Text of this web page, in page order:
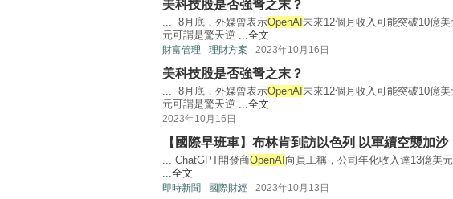
美科技股是否強弩之末？
... 8月底，外媒曾表示OpenAI 未來12個月收入可能突破10億
元可謂是驚天逆 ...全文
財富管理 理財方案 2023年10月16日
美科技股是否強弩之末？
... 8月底，外媒曾表示OpenAI 未來12個月收入可能突破10億
元可謂是驚天逆 ...全文
2023年10月16日
【國際早班車】布林肯到訪以色列 以軍續空襲加沙
... ChatGPT開發商OpenAI 向員工稱，公司年化收入達13億美
...全文
即時新聞 國際財經 2023年10月13日